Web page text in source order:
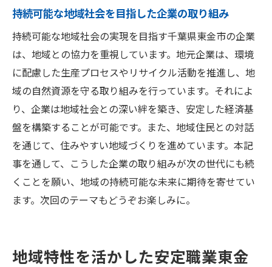
持続可能な地域社会を目指した企業の取り組み
持続可能な地域社会の実現を目指す千葉県東金市の企業
は、地域との協力を重視しています。地元企業は、環境
に配慮した生産プロセスやリサイクル活動を推進し、地
域の自然資源を守る取り組みを行っています。それによ
り、企業は地域社会との深い絆を築き、安定した経済基
盤を構築することが可能です。また、地域住民との対話
を通じて、住みやすい地域づくりを進めています。本記
事を通して、こうした企業の取り組みが次の世代にも続
くことを願い、地域の持続可能な未来に期待を寄せてい
ます。次回のテーマもどうぞお楽しみに。
地域特性を活かした安定職業東金